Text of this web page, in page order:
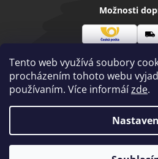
Tento web využívá soubory
procházením tohoto webu
používaním. Více informáízde.
Možnosti
pošta
Visa Mastercard
Copyright
Diamantovenastroje.cz.